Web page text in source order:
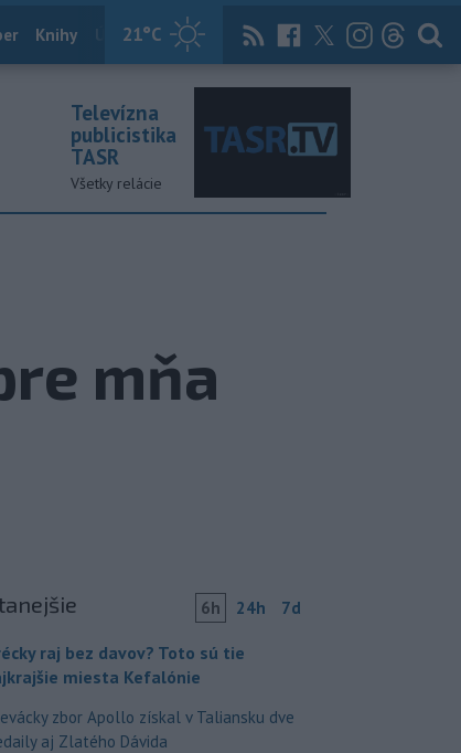
21°C
Knihy Útulkovo Magazín News Now Archív
Televízna
publicistika
TASR
Všetky relácie
mňa
6h 24h 7d
raj bez davov? Toto sú tie
miesta Kefalónie
zbor Apollo získal v Taliansku dve
aj Zlatého Dávida